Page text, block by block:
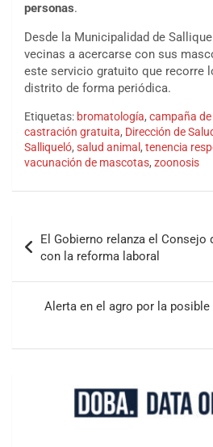
personas.
Desde la Municipalidad de
vecinas a acercarse con sus
este servicio gratuito que recorre
distrito de forma periódica.
Etiquetas: bromatología, campaña
castración gratuita, Dirección de
Salliqueló, salud animal , tenencia
vacunación de mascotas, zoonosis
El Gobierno relanza el Consejo
con la reforma laboral
Alerta en el agro por la